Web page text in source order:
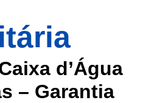
d’Água
– Garantia